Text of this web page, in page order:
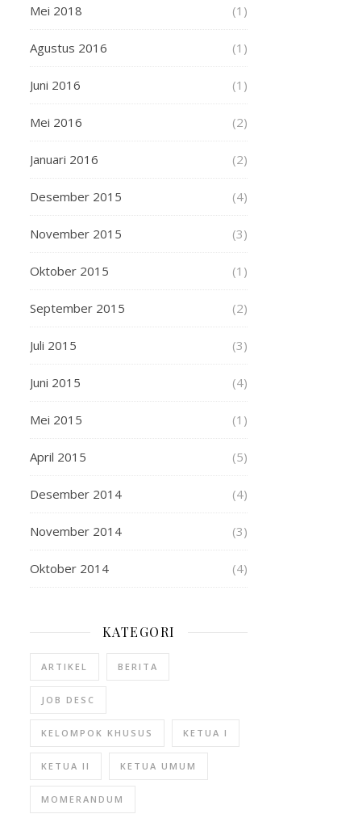
Mei 2018 (1)
Agustus 2016 (1)
Juni 2016 (1)
Mei 2016 (2)
Januari 2016 (2)
Desember 2015 (4)
November 2015 (3)
Oktober 2015 (1)
September 2015 (2)
Juli 2015 (3)
Juni 2015 (4)
Mei 2015 (1)
April 2015 (5)
Desember 2014 (4)
November 2014 (3)
Oktober 2014 (4)
KATEGORI
ARTIKEL BERITA
JOB DESC
KELOMPOK KHUSUS KETUA I
KETUA II KETUA UMUM
MOMERANDUM